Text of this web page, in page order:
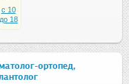
c 10
до 18
ортопед,